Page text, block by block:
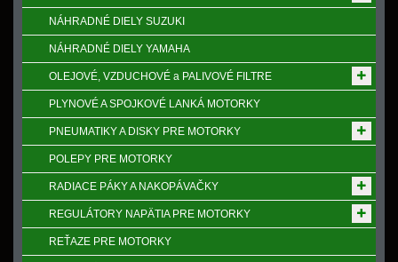
NÁHRADNÉ DIELY SUZUKI
NÁHRADNÉ DIELY YAMAHA
OLEJOVÉ, VZDUCHOVÉ a PALIVOVÉ FILTRE
PLYNOVÉ A SPOJKOVÉ LANKÁ MOTORKY
PNEUMATIKY A DISKY PRE MOTORKY
POLEPY PRE MOTORKY
RADIACE PÁKY A NAKOPÁVAČKY
REGULÁTORY NAPӒTIA PRE MOTORKY
REŤAZE PRE MOTORKY